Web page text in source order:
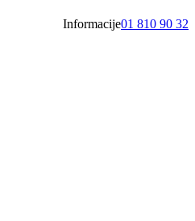
Informacije01 810 90 32